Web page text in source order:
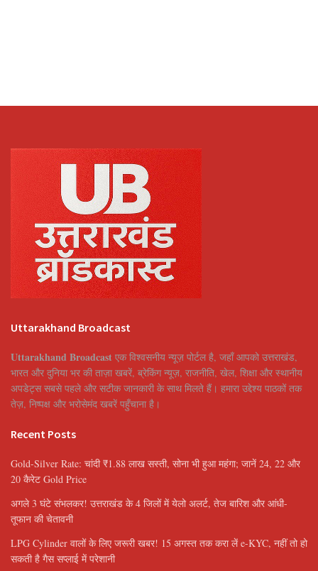
Uttarakhand Broadcast
Uttarakhand Broadcast एक विश्वसनीय न्यूज़ पोर्टल है, जहाँ आपको उत्तराखंड,
भारत और दुनिया भर की ताज़ा खबरें, ब्रेकिंग न्यूज़, राजनीति, खेल, शिक्षा और स्थानीय
अपडेट्स सबसे पहले और सटीक जानकारी के साथ मिलते हैं। हमारा उद्देश्य पाठकों तक
तेज़, निष्पक्ष और भरोसेमंद खबरें पहुँचाना है।
Recent Posts
Gold-Silver Rate: चांदी ₹1.88 लाख सस्ती, सोना भी हुआ महंगा; जानें 24, 22 और
20 कैरेट Gold Price
अगले 3 घंटे संभलकर! उत्तराखंड के 4 जिलों में येलो अलर्ट, तेज बारिश और आंधी-
तूफान की चेतावनी
LPG Cylinder वालों के लिए जरूरी खबर! 15 अगस्त तक करा लें e-KYC, नहीं तो हो
सकती है गैस सप्लाई में परेशानी